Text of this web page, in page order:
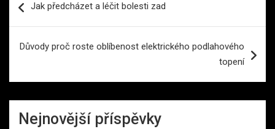
proJak předcházet a léčit bolesti zad
Důvody proč roste oblíbenost elektrického podlahového
topení
Nejnovější příspěvky